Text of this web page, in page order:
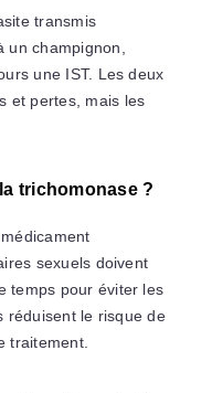
transmis
champignon,
une IST. Les deux
et pertes, mais les
trichomonase ?
sexuels doivent
temps pour éviter les
réduisent le risque de
traitement.